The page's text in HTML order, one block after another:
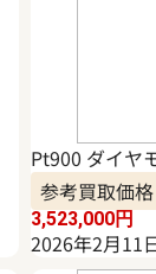
Pt900 ダイヤ
参考買取価格
3,523,000円
2026年2月11